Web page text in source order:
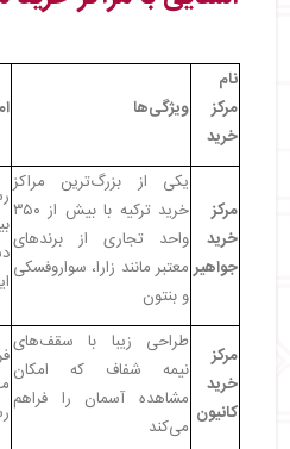
نام
مرکز
خرید
ویژگی‌ها
مرکز
خرید
جواهیر
یکی از بزرگ‌ترین مراکز
خرید ترکیه با بیش از ۳۵۰
واحد تجاری از برندهای
معتبر مانند زارا، سواروفسکی
و بنتون
مرکز
خرید
کانیون
طراحی زیبا با سقف‌های
نیمه شفاف که امکان
مشاهده آسمان را فراهم
می‌کند